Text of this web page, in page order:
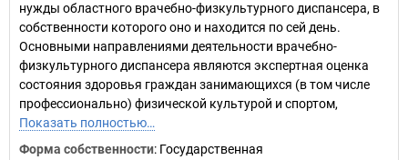
нужды областного врачебно-физкультурного диспансера, в
собственности которого оно и находится по сей день.
Основными направлениями деятельности врачебно-
физкультурного диспансера являются экспертная оценка
состояния здоровья граждан занимающихся (в том числе
профессионально) физической культурой и спортом,
Показать полностью…
Форма собственности: Государственная